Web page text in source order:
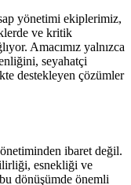
yönetimi ekiplerimiz,
ve kritik
Amacımız yalnızca
seyahatçi
destekleyen çözümler
ibaret değil.
esnekliği ve
dönüşümde önemli